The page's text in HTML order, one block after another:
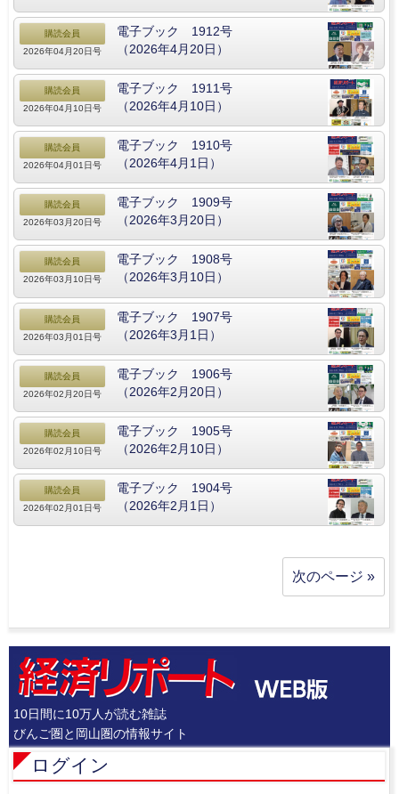
購読会員
2026年04月20日号
電子ブック 1912号
（2026年4月20日）
購読会員
2026年04月10日号
電子ブック 1911号
（2026年4月10日）
購読会員
2026年04月01日号
電子ブック 1910号
（2026年4月1日）
購読会員
2026年03月20日号
電子ブック 1909号
（2026年3月20日）
購読会員
2026年03月10日号
電子ブック 1908号
（2026年3月10日）
購読会員
2026年03月01日号
電子ブック 1907号
（2026年3月1日）
購読会員
2026年02月20日号
電子ブック 1906号
（2026年2月20日）
購読会員
2026年02月10日号
電子ブック 1905号
（2026年2月10日）
購読会員
2026年02月01日号
電子ブック 1904号
（2026年2月1日）
次のページ »
10日間に10万人が読む雑誌
びんご圏と岡山圏の情報サイト
ログイン